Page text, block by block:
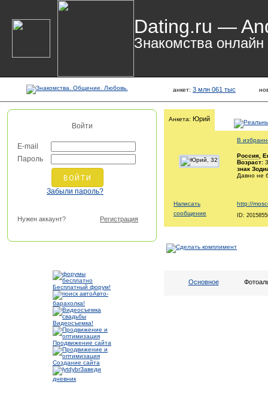
Dating.ru —
Знакомства онлайн
анкет: 3 млн 061 тыс
Войти
E-mail
Пароль
Забыли пароль?
Нужен аккаунт? Регистрация
Бесплатный форум!
Авто-
барахолка!
Видеосъемка!
Продвижение сайта
Создание сайта
Заведи
дневник
Анкета: Юрий
В
Россия ,
Возраст:
знак
Давно не
Написать
сообщение
http://
ID:
Основное